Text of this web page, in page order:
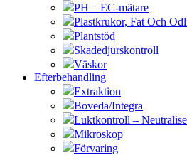
PH – EC-mätare
Plastkrukor, Fat Och
Plantstöd
Skadedjurskontroll
Väskor
Efterbehandling
Extraktion
Boveda/Integra
Luktkontroll –
Mikroskop
Förvaring